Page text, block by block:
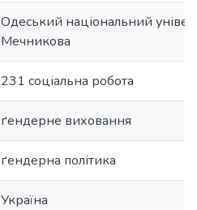
Одеський національний
Мечникова
231 соціальна робота
ґендерне виховання
ґендерна політика
Україна